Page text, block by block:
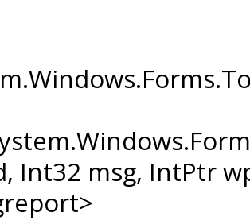
Int32 msg, IntPtr